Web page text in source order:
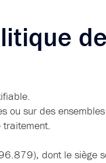
de
ou sur des
traitement.
dont le siège